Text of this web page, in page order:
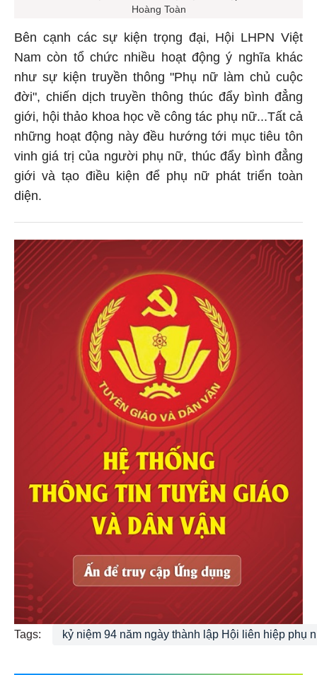
Hoàng Toàn
Bên cạnh các sự kiện trọng đại, Hội LHPN Việt
Nam còn tổ chức nhiều hoạt động ý nghĩa khác
như sự kiện truyền thông "Phụ nữ làm chủ cuộc
đời", chiến dịch truyền thông thúc đẩy bình đẳng
giới, hội thảo khoa học về công tác phụ nữ...Tất cả
những hoạt động này đều hướng tới mục tiêu tôn
vinh giá trị của người phụ nữ, thúc đẩy bình đẳng
giới và tạo điều kiện để phụ nữ phát triển toàn
diện.
Tags: kỷ niệm 94 năm ngày thành lập Hội liên hiệp phụ